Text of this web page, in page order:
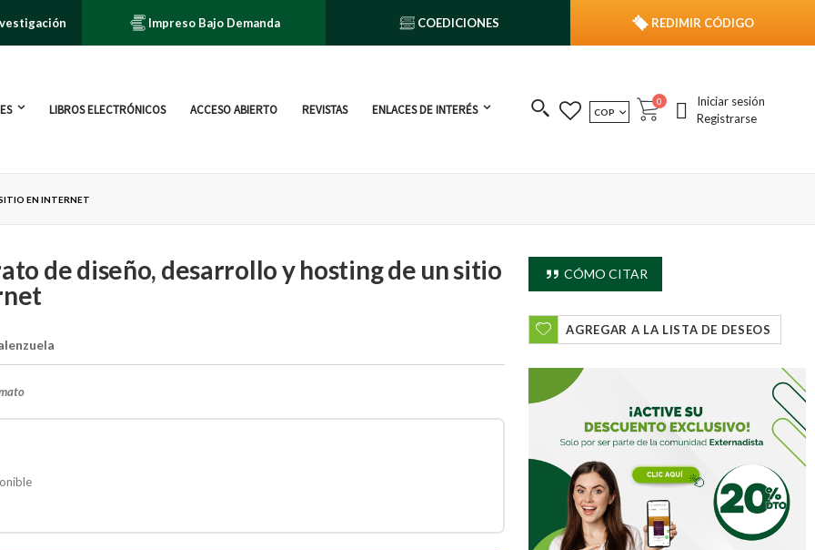
Impreso Bajo Demanda COEDICIONES REDIMIR CÓDIGO
LIBROS ELECTRÓNICOS ACCESO ABIERTO REVISTAS ENLACES DE INTERÉS MONEDA
COP Cart
0 publicacionesIniciar sesión
Registrarse
EN INTERNET
de diseño, desarrollo y hosting de un sitio
CÓMO CITAR
AGREGAR A LA LISTA DE DESEOS